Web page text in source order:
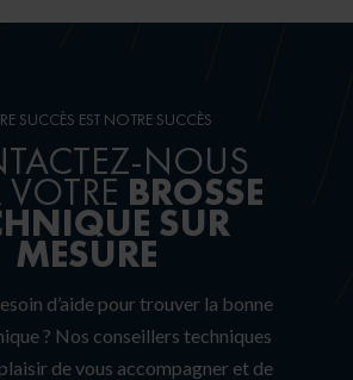
SUCCÈS EST NOTRE SUCCÈS
NOUS
VOTRE BROSSE
SUR
MESURE
d’aide pour trouver la bonne
? Nos conseillers techniques
de vous accompagner et de